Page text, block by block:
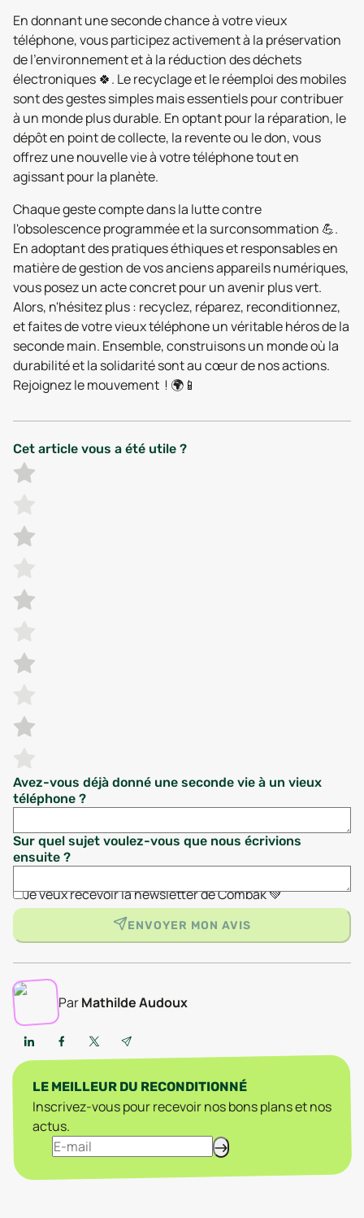
En donnant une seconde chance à votre vieux
téléphone, vous participez activement à la préservation
de l'environnement et à la réduction des déchets
électroniques 🍀. Le recyclage et le réemploi des mobiles
sont des gestes simples mais essentiels pour contribuer
à un monde plus durable. En optant pour la réparation, le
dépôt en point de collecte, la revente ou le don, vous
offrez une nouvelle vie à votre téléphone tout en
agissant pour la planète.
Chaque geste compte dans la lutte contre
l'obsolescence programmée et la surconsommation 💪.
En adoptant des pratiques éthiques et responsables en
matière de gestion de vos anciens appareils numériques,
vous posez un acte concret pour un avenir plus vert.
Alors, n'hésitez plus : recyclez, réparez, reconditionnez,
et faites de votre vieux téléphone un véritable héros de la
seconde main. Ensemble, construisons un monde où la
durabilité et la solidarité sont au cœur de nos actions.
Rejoignez le mouvement ! 🌍📱
Cet article vous a été utile ?
Avez-vous déjà donné une seconde vie à un vieux
téléphone ?
Sur quel sujet voulez-vous que nous écrivions
ensuite ?
Je veux recevoir la newsletter de Combak 💚
ENVOYER MON AVIS
ParMathilde Audoux
LE MEILLEUR DU RECONDITIONNÉ
Inscrivez-vous pour recevoir nos bons plans et nos
actus.